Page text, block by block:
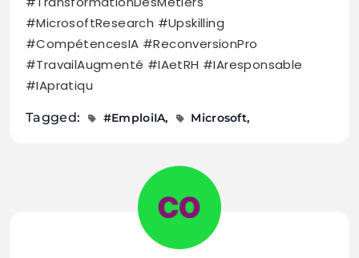
#MicrosoftResearch #Upskilling
#CompétencesIA #ReconversionPro
#TravailAugmenté #IAetRH #IAresponsable
#IApratiqu
Tagged: #EmploiIA Microsoft